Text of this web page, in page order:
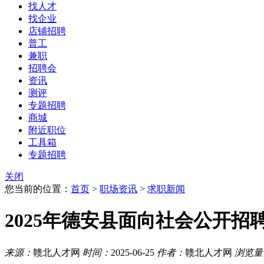
找人才
找企业
店铺招聘
普工
兼职
招聘会
资讯
测评
专题招聘
商城
附近职位
工具箱
专题招聘
关闭
您当前的位置： 首页 > 职场资讯 > 求职新闻
2025年德安县面向社会公开招
来源： 赣北人才网 时间： 2025-06-25 作者： 赣北人才网 浏览